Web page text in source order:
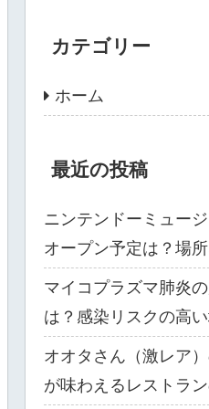
カテゴリー
ホーム
最近の投稿
ニンテンドーミュー
オープン予定は？場
マイコプラズマ肺炎
は？感染リスクの高
オオタさん（激レア
が味わえるレストラ